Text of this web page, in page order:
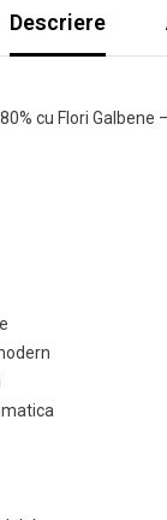
Acțiune
Descriere
cu Flori